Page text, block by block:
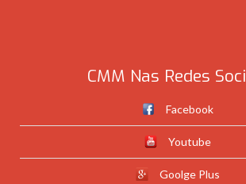
CMM Nas Redes
Facebook
Youtube
Goolge Plus